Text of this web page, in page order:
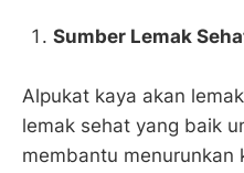
Sumber Lemak
Alpukat kaya akan
lemak sehat yang baik
membantu menurunkan